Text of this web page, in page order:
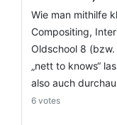
Wie man mithilfe
Compositing,
Oldschool 8
„nett to knows“
also auch
6 votes